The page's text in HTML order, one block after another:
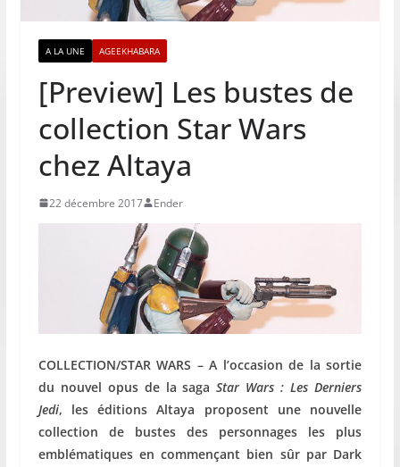
A LA UNE AGEEKHABARA
[Preview] Les bustes de
collection Star Wars
chez Altaya
22 décembre 2017 Ender
COLLECTION/STAR WARS – A l’occasion de la sortie
du nouvel opus de la sagaStar Wars : Les Derniers
Jedi, les éditions Altaya proposent une nouvelle
collection de bustes des personnages les plus
emblématiques en commençant bien sûr par Dark